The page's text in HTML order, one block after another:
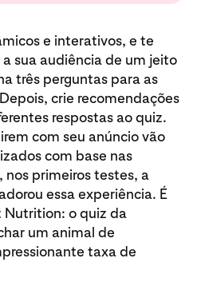
e interativos, e te
sua audiência de um jeito
três perguntas para as
crie recomendações
respostas ao quiz.
com seu anúncio vão
com base nas
primeiros testes, a
essa experiência. É
Nutrition: o quiz da
um animal de
taxa de